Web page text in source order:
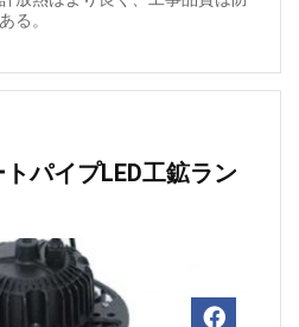
る。
パイプLED工鉱ラン